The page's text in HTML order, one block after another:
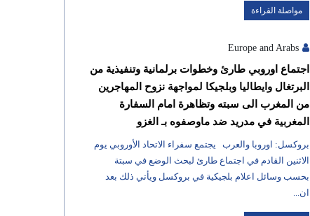
مواصلة القراءة
Europe and Arabs
اجتماع اوروبي طارئ وخطوات برلمانية وتنفيذية من
البرتغال وايطاليا وبلجيكا لمواجهة نزوح المهاجرين
من المغرب الى سبته وتظاهرة امام السفارة
المغربية في مدريد ضد ماوصفوه بـ الغزو
بروكسل: اوروبا والعرب يجتمع سفراء الاتحاد الأوروبي يوم
الاثنين القادم في اجتماع طارئ لبحث الوضع في سبتة
بحسب وسائل اعلام بلجيكية في بروكسل ويأتي ذلك بعد
ان...